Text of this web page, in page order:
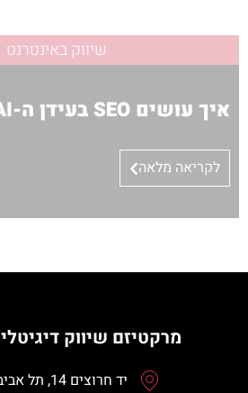
שיווק באינטרנט
איך עושים SEO בעידן ה-AI?
לקריאה מלאה
מרקטיזם שיווק דיגיטלי
יד חרוצים 14, תל אביב